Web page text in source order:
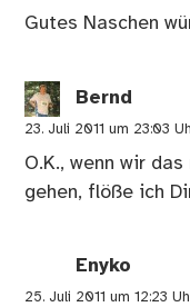
Gutes Naschen
Bernd
23. Juli 2011 um 23:03
O.K., wenn wir
gehen, flöße ich
Enyko
25. Juli 2011 um 12:23